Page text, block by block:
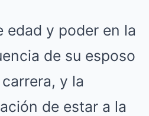
edad y poder en la
de su esposo
y la
de estar a la